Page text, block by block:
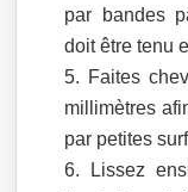
par bandes
doit être tenu
Faites
millimètres
par petites
Lissez